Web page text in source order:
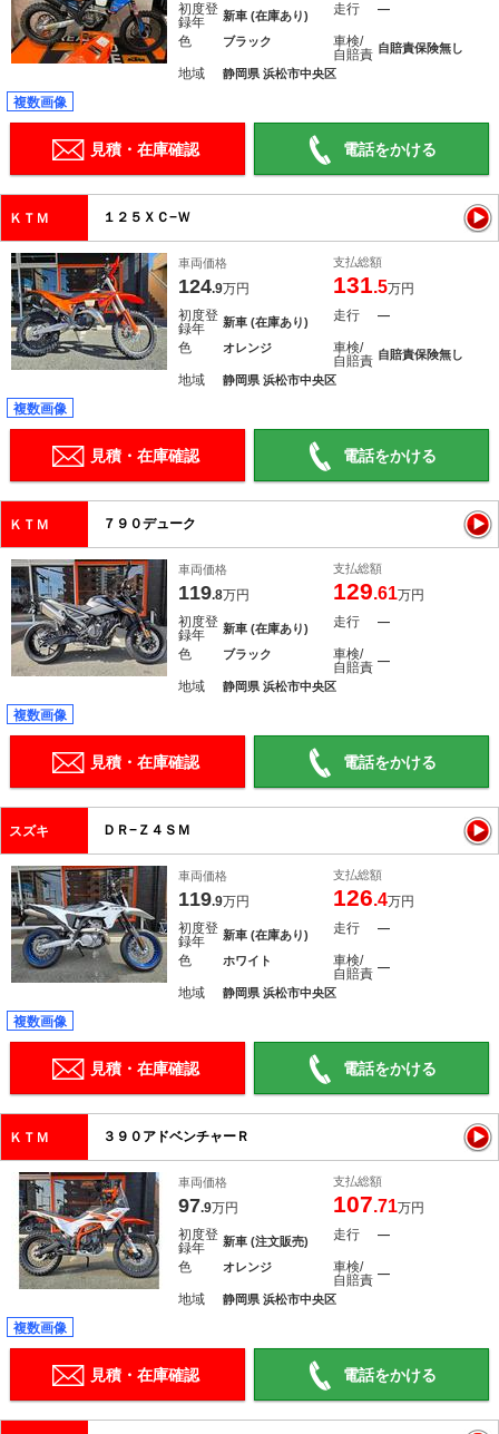
初度登
録年
新車 (在庫あり) 走行 ―
色 ブラック
車検/
自賠責 自賠責保険無し
地域 静岡県 浜松市中央区
複数画像
見積・在庫確認 電話をかける
ＫＴＭ １２５ＸＣ−Ｗ
車両価格
124.9万円
支払総額
131.5万円
初度登
録年
新車 (在庫あり) 走行 ―
色 オレンジ
車検/
自賠責 自賠責保険無し
地域 静岡県 浜松市中央区
複数画像
見積・在庫確認 電話をかける
ＫＴＭ ７９０デューク
車両価格
119.8万円
支払総額
129.61万円
初度登
録年
新車 (在庫あり) 走行 ―
色 ブラック
車検/
自賠責 ―
地域 静岡県 浜松市中央区
複数画像
見積・在庫確認 電話をかける
スズキ ＤＲ−Ｚ４ＳＭ
車両価格
119.9万円
支払総額
126.4万円
初度登
録年
新車 (在庫あり) 走行 ―
色 ホワイト
車検/
自賠責 ―
地域 静岡県 浜松市中央区
複数画像
見積・在庫確認 電話をかける
ＫＴＭ ３９０アドベンチャーＲ
車両価格
97.9万円
支払総額
107.71万円
初度登
録年
新車 (注文販売) 走行 ―
色 オレンジ
車検/
自賠責 ―
地域 静岡県 浜松市中央区
複数画像
見積・在庫確認 電話をかける